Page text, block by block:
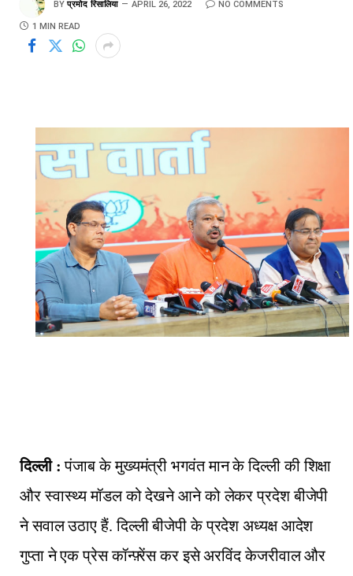
BY प्रमोद रिसालिया APRIL 26, 2022 NO COMMENTS
1 MIN READ
दिल्ली :पंजाब के मुख्यमंत्री भगवंत मान के दिल्ली की शिक्षा
और स्वास्थ्य मॉडल को देखने आने को लेकर प्रदेश बीजेपी
ने सवाल उठाए हैं. दिल्ली बीजेपी के प्रदेश अध्यक्ष आदेश
गुप्ता ने एक प्रेस कॉन्फ़्रेंस कर इसे अरविंद केजरीवाल और